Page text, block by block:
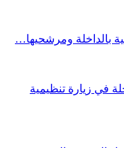
بالداخلة ومرشحيها…
في زيارة تنظيمية